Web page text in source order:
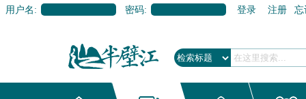
用户名: 密码: 登录 注册 忘